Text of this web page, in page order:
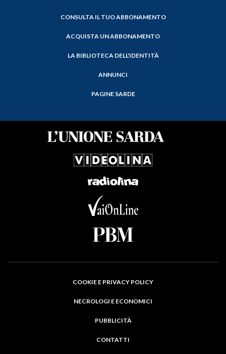
CONSULTA IL TUO ABBONAMENTO
ACQUISTA UN ABBONAMENTO
LA BIBLIOTECA DELL'IDENTITÀ
ANNUNCI
PAGINE SARDE
COOKIE E PRIVACY POLICY
NECROLOGI E ECONOMICI
PUBBLICITÀ
CONTATTI